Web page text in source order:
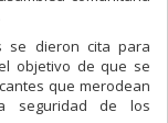
se dieron cita para
objetivo de que se
que merodean
seguridad de los